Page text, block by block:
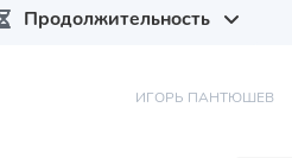
Продолжительность
ИГОРЬ ПАНТЮШЕВ